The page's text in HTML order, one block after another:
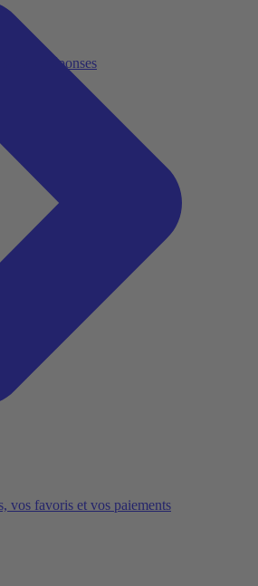
et réponses
vos favoris et vos paiements